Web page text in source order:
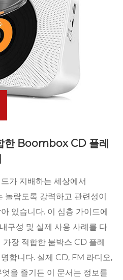
한 Boombox CD 플레
가 지배하는 세상에서
랍도록 강력하고 관련성이
있습니다. 이 심층 가이드에
구성 및 실제 사용 사례를 다
장 적합한 붐박스 CD 플레
합니다. 실제 CD, FM 라디오,
을 즐기든 이 문서는 정보를